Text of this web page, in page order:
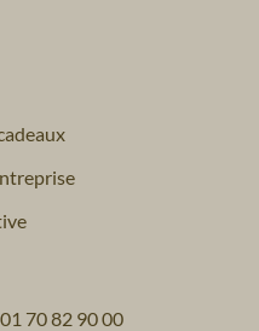
70 82 90 00